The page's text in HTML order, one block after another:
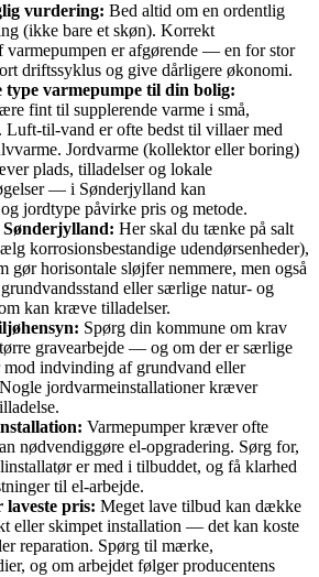
vurdering: Bed altid om en ordentlig
(ikke bare et skøn). Korrekt
varmepumpen er afgørende — en for stor
driftssyklus og give dårligere økonomi.
varmepumpe til din bolig:
fint til supplerende varme i små,
Luft‑til‑vand er ofte bedst til villaer med
Jordvarme (kollektor eller boring)
plads, tilladelser og lokale
— i Sønderjylland kan
jordtype påvirke pris og metode.
Her skal du tænke på salt
korrosionsbestandige udendørsenheder),
gør horisontale sløjfer nemmere, men også
eller særlige natur- og
kan kræve tilladelser.
Spørg din kommune om krav
gravearbejde — og om der er særlige
mod indvinding af grundvand eller
jordvarmeinstallationer kræver
Varmepumper kræver ofte
nødvendiggøre el‑opgradering. Sørg for,
er med i tilbuddet, og få klarhed
til el‑arbejde.
pris: Meget lave tilbud kan dække
eller skimpet installation — det kan koste
reparation. Spørg til mærke,
og om arbejdet følger producentens